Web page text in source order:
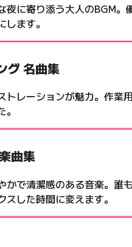
夜に寄り添う大人のBGM
ます。
グ 名曲集
レーションが魅力。作業
曲集
で清潔感のある音楽。誰
した時間に変えます。